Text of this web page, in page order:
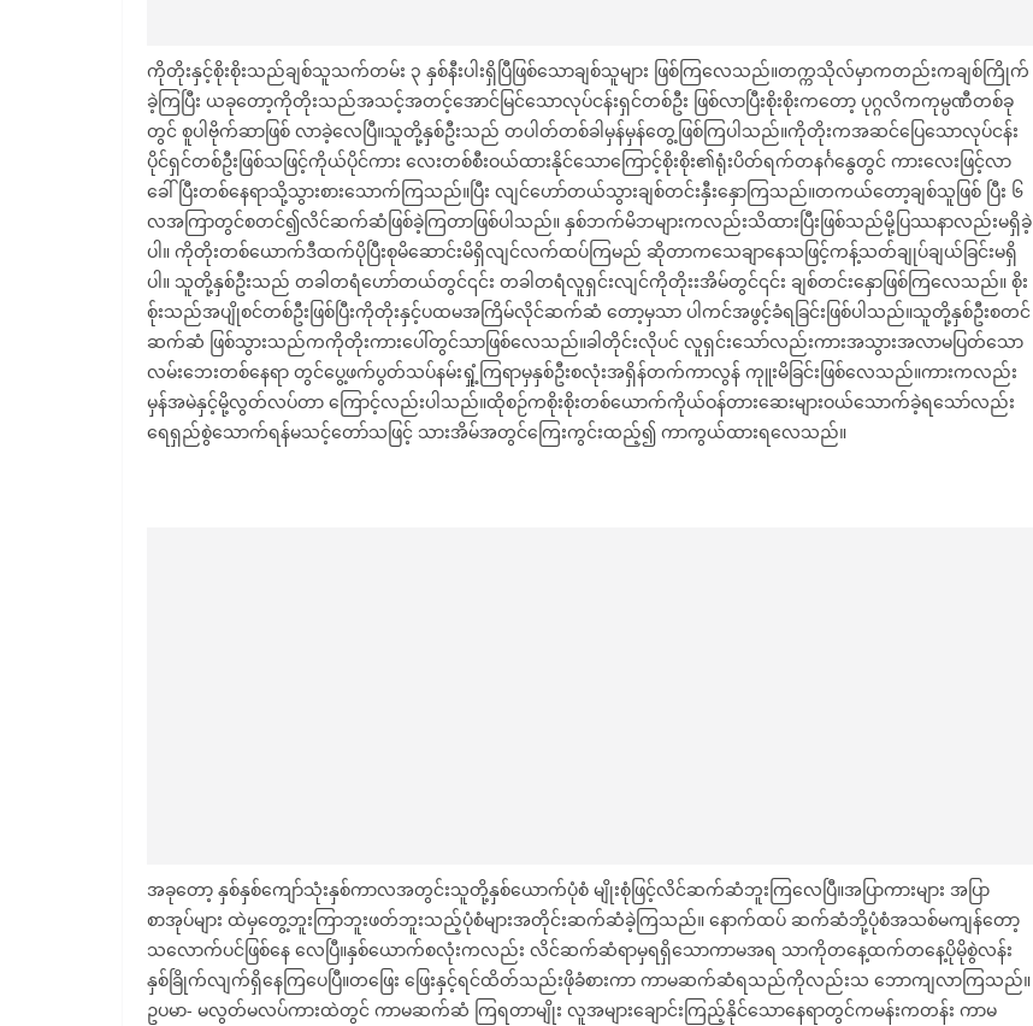
ကိုတိုးနှင့်စိုးစိုးသည်ချစ်သူသက်တမ်း ၃ နှစ်နီးပါးရှိပြီဖြစ်သောချစ်သူများ ဖြစ်ကြလေသည်။တက္ကသိုလ်မှာကတည်းကချစ်ကြိုက်
ခဲ့ကြပြီး ယခုတော့ကိုတိုးသည်အသင့်အတင့်အောင်မြင်သောလုပ်ငန်းရှင်တစ်ဦး ဖြစ်လာပြီးစိုးစိုးကတော့ ပုဂ္ဂလိကကုမ္ပဏီတစ်ခု
တွင် စူပါဗိုက်ဆာဖြစ် လာခဲ့လေပြီ။သူတို့နှစ်ဦးသည် တပါတ်တစ်ခါမှန်မှန်တွေ့ဖြစ်ကြပါသည်။ကိုတိုးကအဆင်ပြေသောလုပ်ငန်း
ပိုင်ရှင်တစ်ဦးဖြစ်သဖြင့်ကိုယ်ပိုင်ကား လေးတစ်စီးဝယ်ထားနိုင်သောကြောင့်စိုးစိုး၏ရုံးပိတ်ရက်တနင်္ဂနွေတွင် ကားလေးဖြင့်လာ
ခေါ်ပြီးတစ်နေရာသို့သွားစားသောက်ကြသည်။ပြီး လျင်ဟော်တယ်သွားချစ်တင်းနှီးနှောကြသည်။တကယ်တော့ချစ်သူဖြစ် ပြီး ၆
လအကြာတွင်စတင်၍လိင်ဆက်ဆံဖြစ်ခဲ့ကြတာဖြစ်ပါသည်။ နှစ်ဘက်မိဘများကလည်းသိထားပြီးဖြစ်သည်မို့ပြဿနာလည်းမရှိခဲ့
ပါ။ ကိုတိုးတစ်ယောက်ဒီထက်ပိုပြီးစုမိဆောင်းမိရှိလျင်လက်ထပ်ကြမည် ဆိုတာကသေချာနေသဖြင့်ကန့်သတ်ချုပ်ချယ်ခြင်းမရှိ
ပါ။ သူတို့နှစ်ဦးသည် တခါတရံဟော်တယ်တွင်၎င်း တခါတရံလူရှင်းလျင်ကိုတိုးးအိမ်တွင်၎င်း ချစ်တင်းနှောဖြစ်ကြလေသည်။ စိုး
စ်ုးသည်အပျိုစင်တစ်ဦးဖြစ်ပြီးကိုတိုးနှင့်ပထမအကြိမ်လိုင်ဆက်ဆံ တော့မှသာ ပါကင်အဖွင့်ခံရခြင်းဖြစ်ပါသည်။သူတို့နှစ်ဦးစတင်
ဆက်ဆံ ဖြစ်သွားသည်ကကိုတိုးကားပေါ်တွင်သာဖြစ်လေသည်။ခါတိုင်းလိုပင် လူရှင်းသော်လည်းကားအသွားအလာမပြတ်သော
လမ်းဘေးတစ်နေရာ တွင်ပွေ့ဖက်ပွတ်သပ်နမ်းရှုံ့ကြရာမှနှစ်ဦးစလုံးအရှိန်တက်ကာလွန် ကုူးမိခြင်းဖြစ်လေသည်။ကားကလည်း
မှန်အမဲနှင့်မို့လွတ်လပ်တာ ကြောင့်လည်းပါသည်။ထိုစဉ်ကစိုးစိုးတစ်ယောက်ကိုယ်ဝန်တားဆေးများဝယ်သောက်ခဲ့ရသော်လည်း
ရေရှည်စွဲသောက်ရန်မသင့်တော်သဖြင့် သားအိမ်အတွင်ကြေးကွင်းထည့်၍ ကာကွယ်ထားရလေသည်။
အခုတော့ နှစ်နှစ်ကျော်သုံးနှစ်ကာလအတွင်းသူတို့နှစ်ယောက်ပုံစံ မျိုးစုံဖြင့်လိင်ဆက်ဆံဘူးကြလေပြီ။အပြာကားများ အပြာ
စာအုပ်များ ထဲမှတွေ့ဘူးကြာဘူးဖတ်ဘူးသည့်ပုံစံများအတိုင်းဆက်ဆံခဲ့ကြသည်။ နောက်ထပ် ဆက်ဆံဘို့ပုံစံအသစ်မကျန်တော့
သလောက်ပင်ဖြစ်နေ လေပြီ။နှစ်ယောက်စလုံးကလည်း လိင်ဆက်ဆံရာမှရရှိသောကာမအရ သာကိုတနေ့ထက်တနေ့ပိုမိုစွဲလန်း
နှစ်ခြိုက်လျက်ရှိနေကြပေပြီ။တဖြေး ဖြေးနှင့်ရင်ထိတ်သည်းဖိုခံစားကာ ကာမဆက်ဆံရသည်ကိုလည်းသ ဘောကျလာကြသည်။
ဥပမာ- မလွတ်မလပ်ကားထဲတွင် ကာမဆက်ဆံ ကြရတာမျိုး လူအများချောင်းကြည့်နိုင်သောနေရာတွင်ကမန်းကတန်း ကာမ